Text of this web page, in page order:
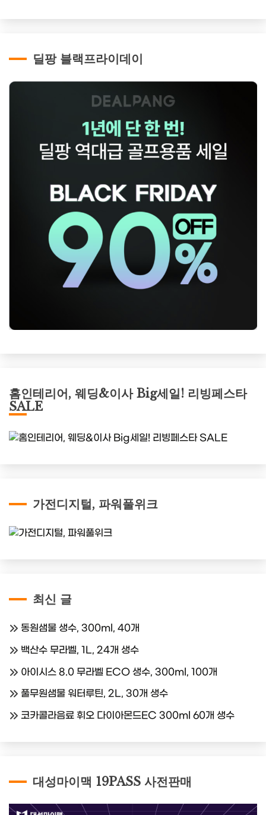
딜팡 블랙프라이데이
홈인테리어, 웨딩&이사 Big세일! 리빙페스타
SALE
가전디지털, 파워풀위크
최신 글
동원샘물 생수, 300ml, 40개
백산수 무라벨, 1L, 24개 생수
아이시스 8.0 무라벨 ECO 생수, 300ml, 100개
풀무원샘물 워터루틴, 2L, 30개 생수
코카콜라음료 휘오 다이아몬드EC 300ml 60개 생수
대성마이맥 19PASS 사전판매